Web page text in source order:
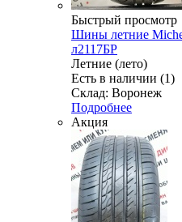
Быстрый просмотр
Шины летние
л2117БР
Летние (лето)
Есть в наличии (1)
Склад: Воронеж
Подробнее
Акция